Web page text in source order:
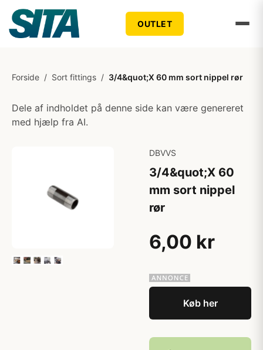
OUTLET
Forside / Sort fittings / 3/4&quot;X 60 mm sort nippel rør
Dele af indholdet på denne side kan være genereret
med hjælp fra AI.
DBVVS
3/4&quot;X 60
mm sort nippel
rør
6,00 kr
Køb her